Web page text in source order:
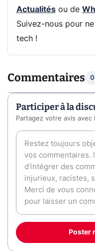
Actualitésou de
Suivez-nous pour
tech !
Commentaires 0
Participer à la
Partagez votre avis avec
Poster